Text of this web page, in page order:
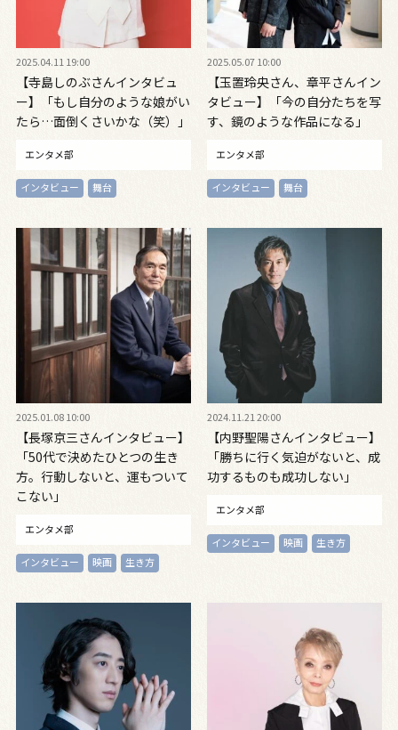
2025.04.11 19:00
【寺島しのぶさんインタビュ
ー】「もし自分のような娘がい
たら…面倒くさいかな（笑）」
エンタメ部
インタビュー 舞台
2025.05.07 10:00
【玉置玲央さん、章平さんイン
タビュー】「今の自分たちを写
す、鏡のような作品になる」
エンタメ部
インタビュー 舞台
2025.01.08 10:00
【長塚京三さんインタビュー】
「50代で決めたひとつの生き
方。行動しないと、運もついて
こない」
エンタメ部
インタビュー 映画 生き方
2024.11.21 20:00
【内野聖陽さんインタビュー】
「勝ちに行く気迫がないと、成
功するものも成功しない」
エンタメ部
インタビュー 映画 生き方